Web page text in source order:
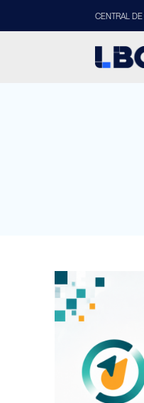
CENTRAL